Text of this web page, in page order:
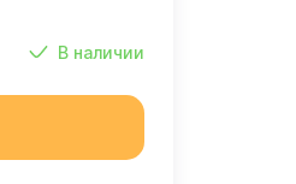
В наличии